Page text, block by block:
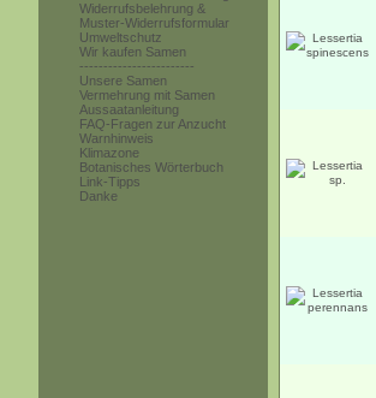
Widerrufsbelehrung &
Muster-Widerrufsformular
Umweltschutz
Wir kaufen Samen
------------------------
Unsere Samen
Vermehrung mit Samen
Aussaatanleitung
FAQ-Fragen zur Anzucht
Warnhinweis
Klimazone
Botanisches Wörterbuch
Link-Tipps
Danke